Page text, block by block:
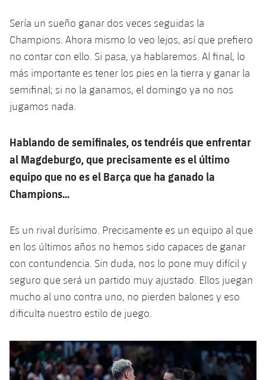
Sería un sueño ganar dos veces seguidas la
Champions. Ahora mismo lo veo lejos, así que prefiero
no contar con ello. Si pasa, ya hablaremos. Al final, lo
más importante es tener los pies en la tierra y ganar la
semifinal; si no la ganamos, el domingo ya no nos
jugamos nada.
Hablando de semifinales, os tendréis que enfrentar
al Magdeburgo, que precisamente es el último
equipo que no es el Barça que ha ganado la
Champions...
Es un rival durísimo. Precisamente es un equipo al que
en los últimos años no hemos sido capaces de ganar
con contundencia. Sin duda, nos lo pone muy difícil y
seguro que será un partido muy ajustado. Ellos juegan
mucho al uno contra uno, no pierden balones y eso
dificulta nuestro estilo de juego.